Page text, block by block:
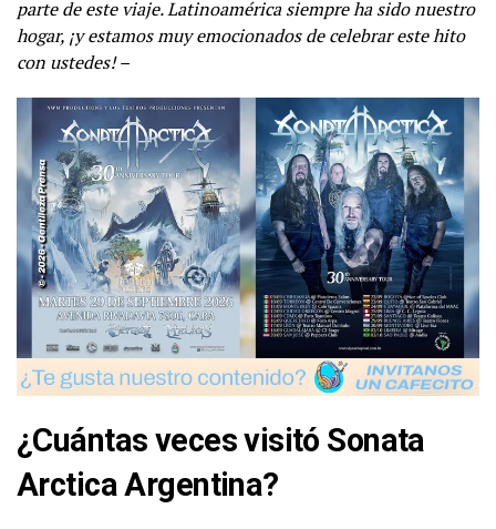
parte de este viaje. Latinoamérica siempre ha sido nuestro
hogar, ¡y estamos muy emocionados de celebrar este hito
con ustedes! –
¿Cuántas veces visitó Sonata
Arctica Argentina?